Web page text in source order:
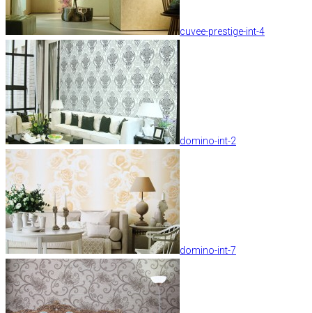
cuvee-prestige-int-4
domino-int-2
domino-int-7